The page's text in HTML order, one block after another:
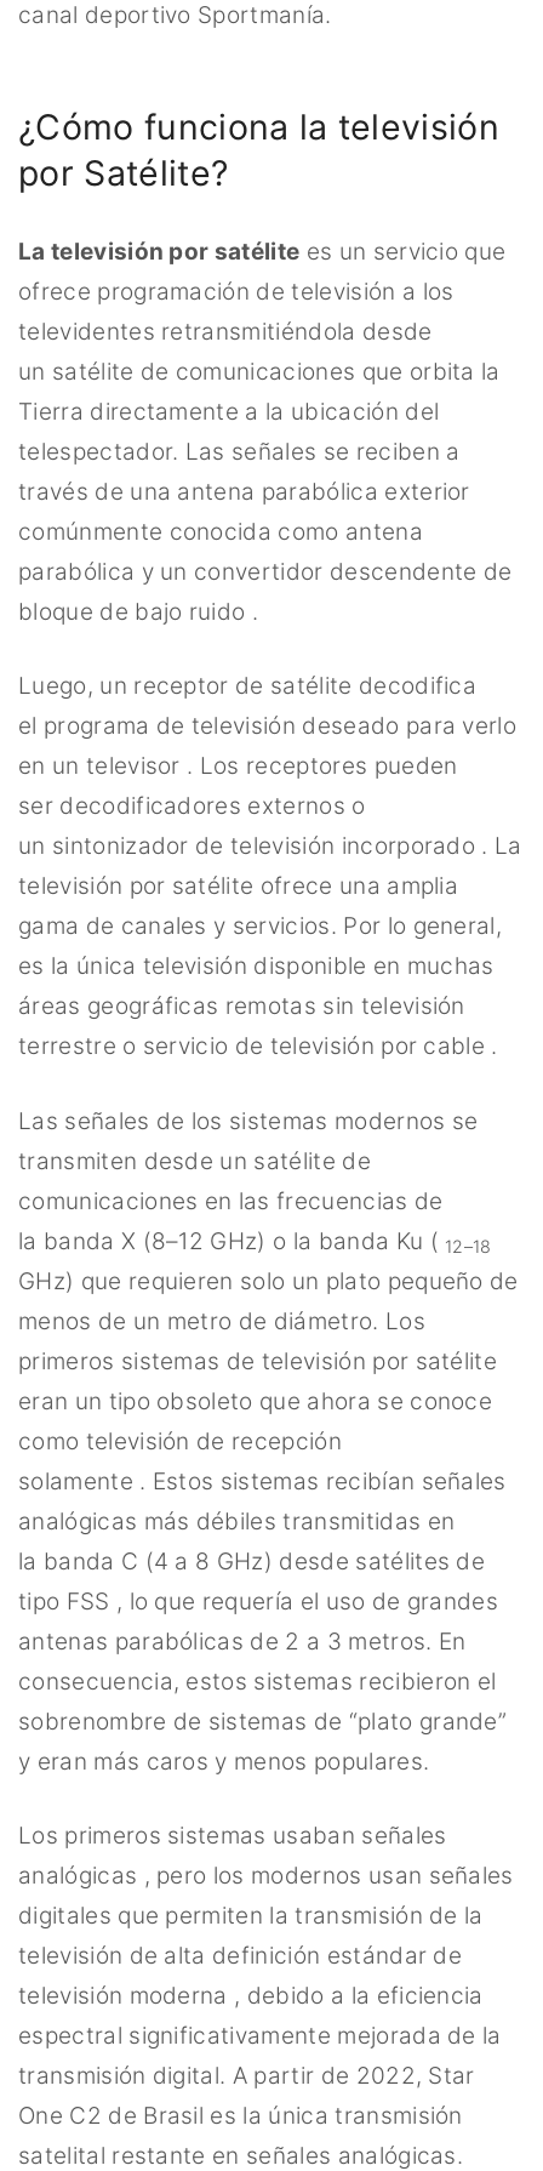
canal deportivo Sportmanía.
¿Cómo funciona la televisión
por Satélite?
La televisión por satélite es un servicio que
ofrece programación de televisión a los
televidentes retransmitiéndola desde
un satélite de comunicaciones que orbita la
Tierra directamente a la ubicación del
telespectador. Las señales se reciben a
través de una antena parabólica exterior
comúnmente conocida como antena
parabólica y un convertidor descendente de
bloque de bajo ruido .
Luego, un receptor de satélite decodifica
el programa de televisión deseado para verlo
en un televisor . Los receptores pueden
ser decodificadores externos o
un sintonizador de televisión incorporado . La
televisión por satélite ofrece una amplia
gama de canales y servicios. Por lo general,
es la única televisión disponible en muchas
áreas geográficas remotas sin televisión
terrestre o servicio de televisión por cable .
Las señales de los sistemas modernos se
transmiten desde un satélite de
comunicaciones en las frecuencias de
la banda X (8–12 GHz) o la banda Ku ( 12–18
GHz) que requieren solo un plato pequeño de
menos de un metro de diámetro. Los
primeros sistemas de televisión por satélite
eran un tipo obsoleto que ahora se conoce
como televisión de recepción
solamente . Estos sistemas recibían señales
analógicas más débiles transmitidas en
la banda C (4 a 8 GHz) desde satélites de
tipo FSS , lo que requería el uso de grandes
antenas parabólicas de 2 a 3 metros. En
consecuencia, estos sistemas recibieron el
sobrenombre de sistemas de “plato grande”
y eran más caros y menos populares.
Los primeros sistemas usaban señales
analógicas , pero los modernos usan señales
digitales que permiten la transmisión de la
televisión de alta definición estándar de
televisión moderna , debido a la eficiencia
espectral significativamente mejorada de la
transmisión digital. A partir de 2022, Star
One C2 de Brasil es la única transmisión
satelital restante en señales analógicas.